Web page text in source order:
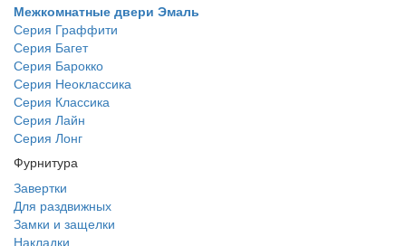
Межкомнатные двери Эмаль
Серия Граффити
Серия Багет
Серия Барокко
Серия Неоклассика
Серия Классика
Серия Лайн
Серия Лонг
Фурнитура
Завертки
Для раздвижных
Замки и защелки
Накладки